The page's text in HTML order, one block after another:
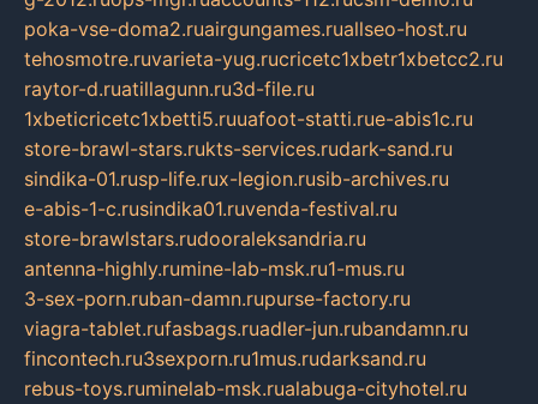
poka-vse-doma2.ruairgungames.ruallseo-host.ru
tehosmotre.ruvarieta-yug.rucricetc1xbetr1xbetcc2.ru
raytor-d.ruatillagunn.ru3d-file.ru
1xbeticricetc1xbetti5.ruuafoot-statti.rue-abis1c.ru
store-brawl-stars.rukts-services.rudark-sand.ru
sindika-01.rusp-life.rux-legion.rusib-archives.ru
e-abis-1-c.rusindika01.ruvenda-festival.ru
store-brawlstars.rudooraleksandria.ru
antenna-highly.rumine-lab-msk.ru1-mus.ru
3-sex-porn.ruban-damn.rupurse-factory.ru
viagra-tablet.rufasbags.ruadler-jun.rubandamn.ru
fincontech.ru3sexporn.ru1mus.rudarksand.ru
rebus-toys.ruminelab-msk.rualabuga-cityhotel.ru